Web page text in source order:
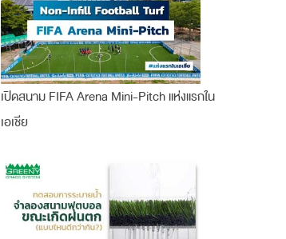
เปิดสนาม FIFA Arena Mini-Pitch แห่งแรกใน
เอเชีย